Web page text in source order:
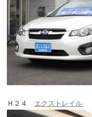
Ｈ２４ エクストレイル